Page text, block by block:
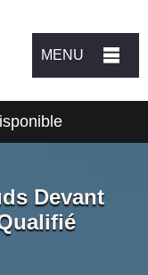
MENU
Devant